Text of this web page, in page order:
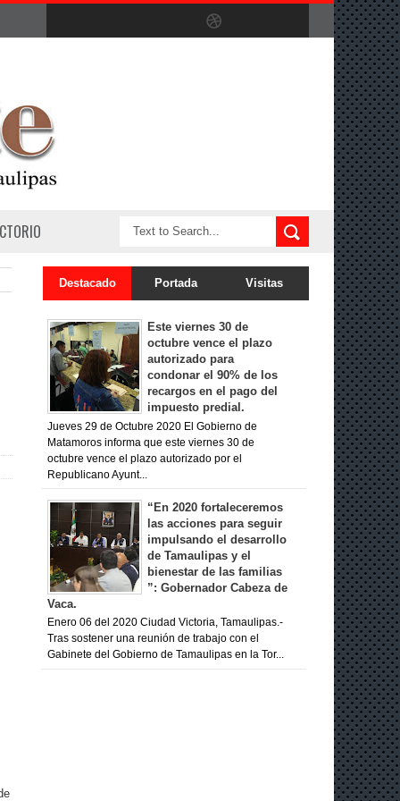
Destacado Portada Visitas
Este viernes 30 de
octubre vence el plazo
autorizado para
condonar el 90% de los
recargos en el pago del
impuesto predial.
Jueves 29 de Octubre 2020 El Gobierno de
Matamoros informa que este viernes 30 de
octubre vence el plazo autorizado por el
Republicano Ayunt...
“En 2020 fortaleceremos
las acciones para seguir
impulsando el desarrollo
de Tamaulipas y el
bienestar de las familias
”: Gobernador Cabeza de
Vaca.
Enero 06 del 2020 Ciudad Victoria, Tamaulipas.-
Tras sostener una reunión de trabajo con el
Gabinete del Gobierno de Tamaulipas en la Tor...